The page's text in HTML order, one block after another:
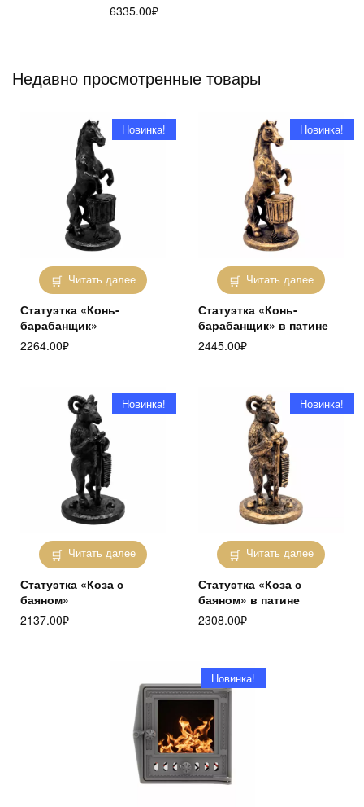
6335.00₽
Недавно просмотренные товары
Читать далее
Новинка!
Статуэтка «Конь-
барабанщик»
2264.00₽
Читать далее
Новинка!
Статуэтка «Конь-
барабанщик» в патине
2445.00₽
Читать далее
Новинка!
Статуэтка «Коза с
баяном»
2137.00₽
Читать далее
Новинка!
Статуэтка «Коза с
баяном» в патине
2308.00₽
Новинка!